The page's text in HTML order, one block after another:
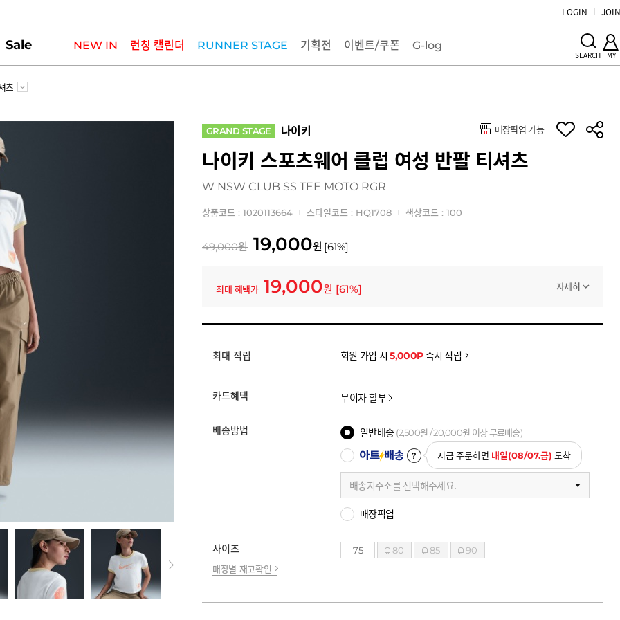
LOGIN
Sale NEW IN 런칭 캘린더 RUNNER STAGE 기획전 이벤트/쿠폰 G-log
SEARCH MY
츠
GRAND STAGE 나이키 매장픽업 가능
나이키 스포츠웨어 클럽 여성 반팔 티셔츠
W NSW CLUB SS TEE MOTO RGR
상품코드 : 1020113664 스타일코드 : HQ1708 색상코드 : 100
49,000원 19,000원 [61%]
최대 혜택가 19,000원 [61%] 자세히
최대 적립 회원 가입 시5,000P즉시 적립
카드혜택 무이자 할부
배송방법 일반배송 (2,500원 /20,000원 이상 무료배송)
지금 주문하면 내일(08/07.금) 도착
배송지주소를 선택해주세요.
매장픽업
사이즈
매장별 재고확인
75 80 85 90